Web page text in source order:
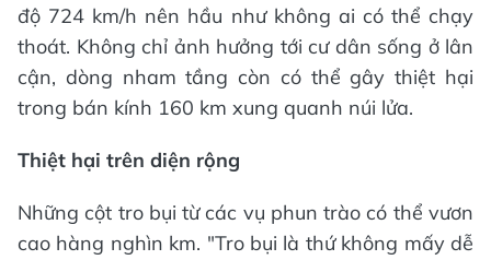
độ 724 km/h nên hầu như không ai có thể chạy
thoát. Không chỉ ảnh hưởng tới cư dân sống ở lân
cận, dòng nham tầng còn có thể gây thiệt hại
trong bán kính 160 km xung quanh núi lửa.
Thiệt hại trên diện rộng
Những cột tro bụi từ các vụ phun trào có thể vươn
cao hàng nghìn km. "Tro bụi là thứ không mấy dễ